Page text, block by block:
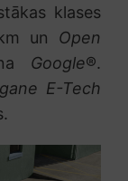
klases
un Open
Google®.
E-Tech